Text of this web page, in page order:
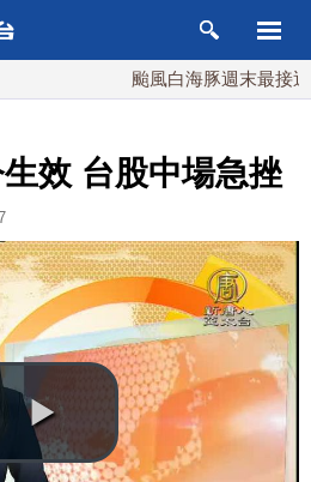
颱風白海豚週末最接近台灣
效 台股中場急挫